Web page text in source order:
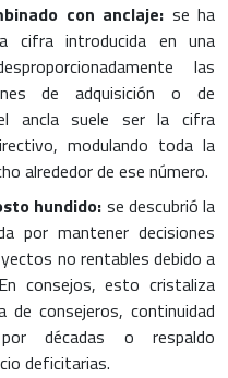
con anclaje: se ha
cifra introducida en una
las
de adquisición o de
ancla suele ser la cifra
modulando toda la
alrededor de ese número.
hundido: se descubrió la
por mantener decisiones
no rentables debido a
consejos, esto cristaliza
de consejeros, continuidad
décadas o respaldo
deficitarias.